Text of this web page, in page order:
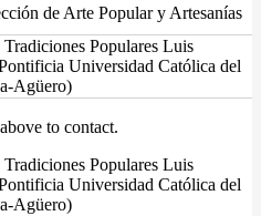
de Arte Popular y Artesanías
Populares Luis
Universidad Católica del
Agüero)
to contact.
Populares Luis
Universidad Católica del
Agüero)